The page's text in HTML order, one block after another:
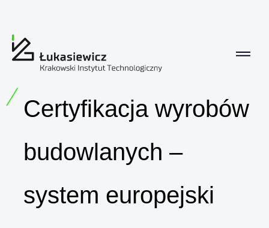
Certyfikacja wyrobów
Certyfikacja wyrobów
budowlanych –
system europejski